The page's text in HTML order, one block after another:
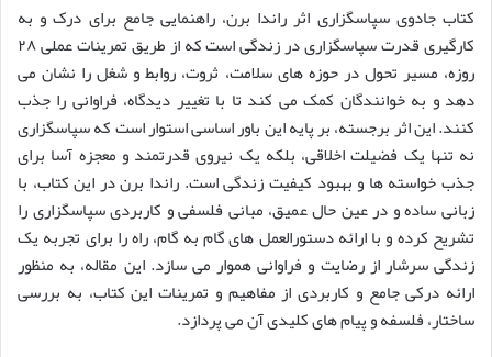
کتاب جادوی سپاسگزاری اثر راندا برن، راهنمایی جامع برای درک و به
کارگیری قدرت سپاسگزاری در زندگی است که از طریق تمرینات عملی ۲۸
روزه، مسیر تحول در حوزه های سلامت، ثروت، روابط و شغل را نشان می
دهد و به خوانندگان کمک می کند تا با تغییر دیدگاه، فراوانی را جذب
کنند. این اثر برجسته، بر پایه این باور اساسی استوار است که سپاسگزاری
نه تنها یک فضیلت اخلاقی، بلکه یک نیروی قدرتمند و معجزه آسا برای
جذب خواسته ها و بهبود کیفیت زندگی است. راندا برن در این کتاب، با
زبانی ساده و در عین حال عمیق، مبانی فلسفی و کاربردی سپاسگزاری را
تشریح کرده و با ارائه دستورالعمل های گام به گام، راه را برای تجربه یک
زندگی سرشار از رضایت و فراوانی هموار می سازد. این مقاله، به منظور
ارائه درکی جامع و کاربردی از مفاهیم و تمرینات این کتاب، به بررسی
ساختار، فلسفه و پیام های کلیدی آن می پردازد.